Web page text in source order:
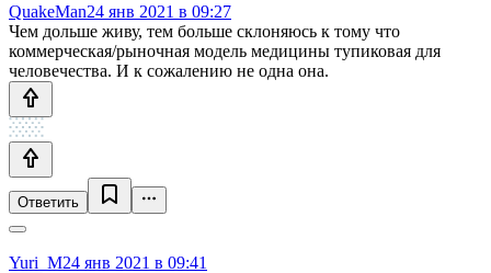
QuakeMan24 янв 2021 в 09:27
Чем дольше живу, тем больше склоняюсь к тому что
коммерческая/рыночная модель медицины тупиковая для
человечества. И к сожалению не одна она.
Ответить
Yuri_M24 янв 2021 в 09:41